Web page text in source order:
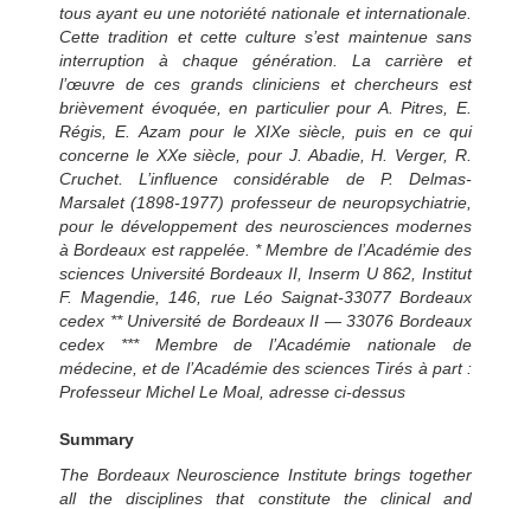
tous ayant eu une notoriété nationale et internationale.
Cette tradition et cette culture s’est maintenue sans
interruption à chaque génération. La carrière et
l’œuvre de ces grands cliniciens et chercheurs est
brièvement évoquée, en particulier pour A. Pitres, E.
Régis, E. Azam pour le XIXe siècle, puis en ce qui
concerne le XXe siècle, pour J. Abadie, H. Verger, R.
Cruchet. L’influence considérable de P. Delmas-
Marsalet (1898-1977) professeur de neuropsychiatrie,
pour le développement des neurosciences modernes
à Bordeaux est rappelée. * Membre de l’Académie des
sciences Université Bordeaux II, Inserm U 862, Institut
F. Magendie, 146, rue Léo Saignat-33077 Bordeaux
cedex ** Université de Bordeaux II — 33076 Bordeaux
cedex *** Membre de l’Académie nationale de
médecine, et de l’Académie des sciences Tirés à part :
Professeur Michel Le Moal, adresse ci-dessus
Summary
The Bordeaux Neuroscience Institute brings together
all the disciplines that constitute the clinical and